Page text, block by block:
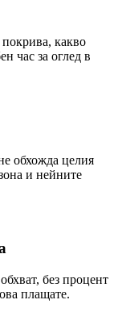
какво
час за оглед в
обхожда целия
и нейните
без процент
плащате.